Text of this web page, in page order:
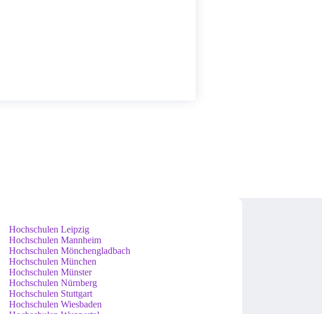
Hochschulen Leipzig
Hochschulen Mannheim
Hochschulen Mönchengladbach
Hochschulen München
Hochschulen Münster
Hochschulen Nürnberg
Hochschulen Stuttgart
Hochschulen Wiesbaden